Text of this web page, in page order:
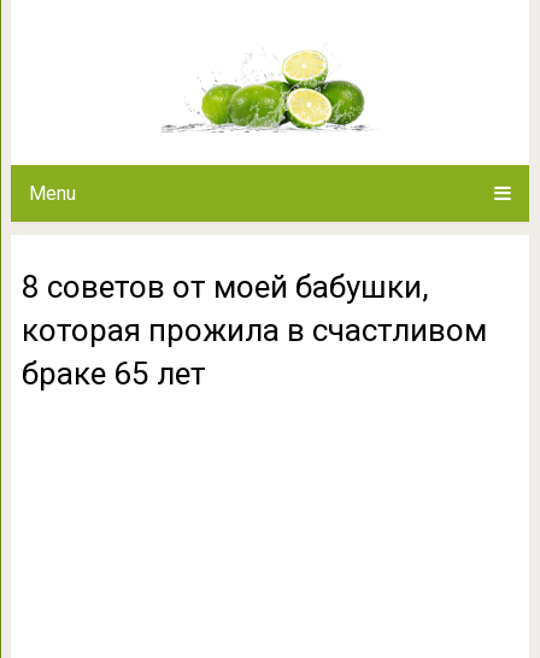
Menu
8 советов от моей бабушки,
которая прожила в счастливом
браке 65 лет